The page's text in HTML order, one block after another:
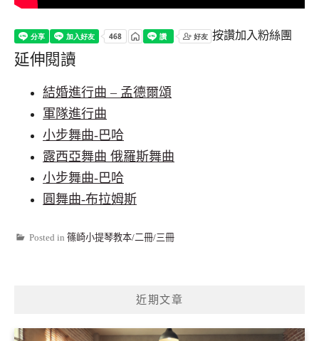
按讚加入粉絲團
延伸閱讀
結婚進行曲 – 孟德爾頌
軍隊進行曲
小步舞曲-巴哈
露西亞舞曲 俄羅斯舞曲
小步舞曲-巴哈
圓舞曲-布拉姆斯
Posted in 篠崎小提琴教本/二冊/三冊
近期文章